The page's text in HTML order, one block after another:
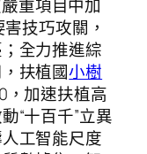
重項目中加
技巧攻關，
全力推進綜
扶植國小樹
，加速扶植高
“十百千”立異
工智能尺度